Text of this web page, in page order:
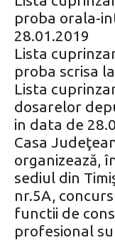
proba orala-
28.01.2019
Lista
proba scrisa
Lista
dosarelor
in data de
Casa
organizează,
sediul din
nr.5A,
functii de
profesional